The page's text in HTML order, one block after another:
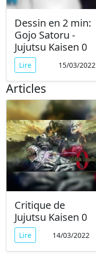
Dessin en 2 min:
Gojo Satoru -
Jujutsu Kaisen 0
Lire 15/03/2022
Articles
Critique de
Jujutsu Kaisen 0
Lire 14/03/2022